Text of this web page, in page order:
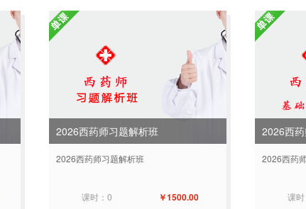
2026西药师习题解析班
2026西药师习题解析班
课时：0 ￥1500.00
2026西
2026西药
课